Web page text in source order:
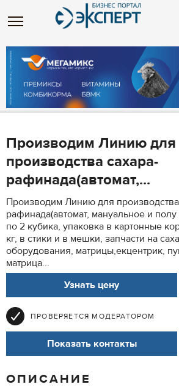
Производим Линию для
производства сахара-
рафинада(автомат,...
Производим Линию для
рафинада(автомат, мануальное и полу
по 2 кубика, упаковка в картонные
кг, в стики и в мешки, запчасти на
оборудования, матрицы,екцентрик,
матрица...
Узнать цену
ПРОВЕРЯЕТСЯ МОДЕРАТОРОМ
Показать контакты
ОПИСАНИЕ